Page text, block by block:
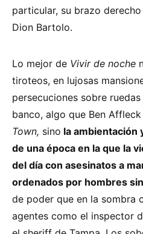
particular, su brazo
Dion Bartolo.
Lo mejor de Vivir de noche
tiroteos, en lujosas
persecuciones sobre
banco, algo que Ben
Town, sino la ambientación
de una época en la que la
del día con asesinatos a
ordenados por hombres
de poder que en la sombra
agentes como el inspector